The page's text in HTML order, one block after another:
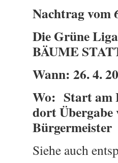
Nachtrag vom
Die Grüne
BÄUME
Wann: 26. 4.
Wo: Start am
dort Übergabe
Bürgermeister
Siehe auch